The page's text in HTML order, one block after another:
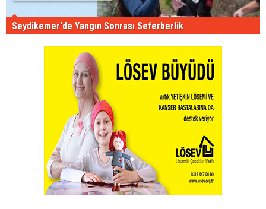
Seydikemer'de Yangın Sonrası Seferberlik